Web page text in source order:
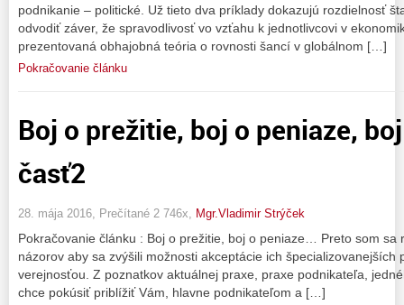
podnikanie – politické. Už tieto dva príklady dokazujú rozdielnosť
odvodiť záver, že spravodlivosť vo vzťahu k jednotlivcovi v
prezentovaná obhajobná teória o rovnosti šancí v globálnom […]
Pokračovanie článku
Boj o prežitie, boj o peniaze,
časť2
28. mája 2016, Prečítané 2 746x, Mgr.Vladimir Strýček
Pokračovanie článku : Boj o prežitie, boj o peniaze… Preto som sa
názorov aby sa zvýšili možnosti akceptácie ich špecializovanejších
verejnosťou. Z poznatkov aktuálnej praxe, praxe podnikateľa,
chce pokúsiť priblížiť Vám, hlavne podnikateľom a […]